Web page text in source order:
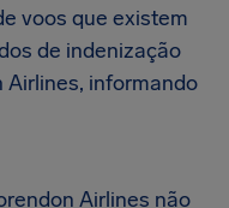
voos que existem
de indenização
Airlines, informando
Airlines não